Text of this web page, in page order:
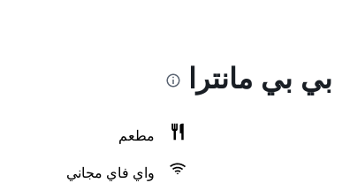
بي مانترا
مطعم
واي فاي مجاني